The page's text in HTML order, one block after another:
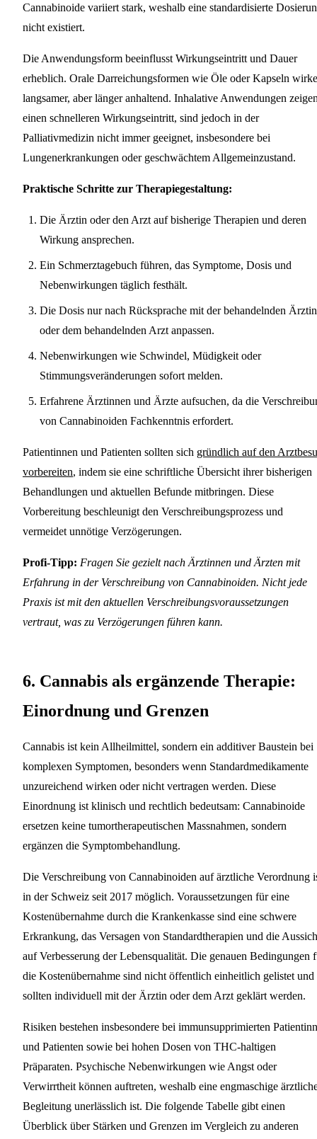
Cannabinoide variiert stark, weshalb eine standardisierte
nicht existiert.
Die Anwendungsform beeinflusst Wirkungseintritt und Dauer
erheblich. Orale Darreichungsformen wie Öle oder Kapseln
langsamer, aber länger anhaltend. Inhalative Anwendungen
einen schnelleren Wirkungseintritt, sind jedoch in der
Palliativmedizin nicht immer geeignet, insbesondere bei
Lungenerkrankungen oder geschwächtem Allgemeinzustand.
Praktische Schritte zur Therapiegestaltung:
Die Ärztin oder den Arzt auf bisherige Therapien und deren
Wirkung ansprechen.
Ein Schmerztagebuch führen, das Symptome, Dosis und
Nebenwirkungen täglich festhält.
Die Dosis nur nach Rücksprache mit der behandelnden Ärztin
oder dem behandelnden Arzt anpassen.
Nebenwirkungen wie Schwindel, Müdigkeit oder
Stimmungsveränderungen sofort melden.
Erfahrene Ärztinnen und Ärzte aufsuchen, da die
von Cannabinoiden Fachkenntnis erfordert.
Patientinnen und Patienten sollten sich gründlich auf den
vorbereiten, indem sie eine schriftliche Übersicht ihrer bisherigen
Behandlungen und aktuellen Befunde mitbringen. Diese
Vorbereitung beschleunigt den Verschreibungsprozess und
vermeidet unnötige Verzögerungen.
Profi-Tipp: Fragen Sie gezielt nach Ärztinnen und Ärzten mit
Erfahrung in der Verschreibung von Cannabinoiden. Nicht jede
Praxis ist mit den aktuellen Verschreibungsvoraussetzungen
vertraut, was zu Verzögerungen führen kann.
6. Cannabis als ergänzende Therapie:
Einordnung und Grenzen
Cannabis ist kein Allheilmittel, sondern ein additiver Baustein bei
komplexen Symptomen, besonders wenn Standardmedikamente
unzureichend wirken oder nicht vertragen werden. Diese
Einordnung ist klinisch und rechtlich bedeutsam: Cannabinoide
ersetzen keine tumortherapeutischen Massnahmen, sondern
ergänzen die Symptombehandlung.
Die Verschreibung von Cannabinoiden auf ärztliche Verordnung
in der Schweiz seit 2017 möglich. Voraussetzungen für eine
Kostenübernahme durch die Krankenkasse sind eine schwere
Erkrankung, das Versagen von Standardtherapien und die
auf Verbesserung der Lebensqualität. Die genauen Bedingungen
die Kostenübernahme sind nicht öffentlich einheitlich gelistet und
sollten individuell mit der Ärztin oder dem Arzt geklärt werden.
Risiken bestehen insbesondere bei immunsupprimierten
und Patienten sowie bei hohen Dosen von THC-haltigen
Präparaten. Psychische Nebenwirkungen wie Angst oder
Verwirrtheit können auftreten, weshalb eine engmaschige
Begleitung unerlässlich ist. Die folgende Tabelle gibt einen
Überblick über Stärken und Grenzen im Vergleich zu anderen